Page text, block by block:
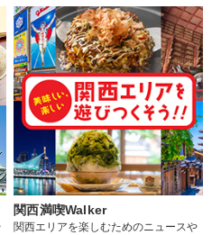
関西満喫Walker
関西エリアを楽しむためのニュースや